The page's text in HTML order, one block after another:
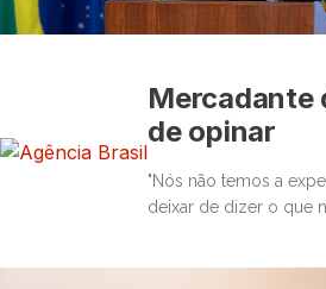
Mercadante
de opinar
"Nós não temos a
deixar de dizer o que